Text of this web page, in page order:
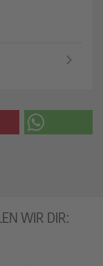
WIR DIR: